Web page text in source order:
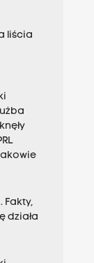
liścia
Fakty,
działa